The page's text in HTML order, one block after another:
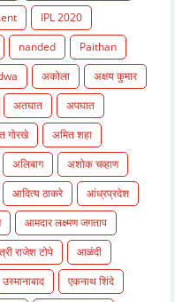
IPL 2020
nanded
Paithan
अकोला
अक्षय कुमार
अतघात
अपघात
गोरखे
अमित शहा
अलिबाग
अशोक चव्हाण
आदित्य ठाकरे
आंध्रप्रदेश
आमदार लक्ष्मण जगताप
राजेश टोपे
आळंदी
उस्मानाबाद
एकनाथ शिंदे